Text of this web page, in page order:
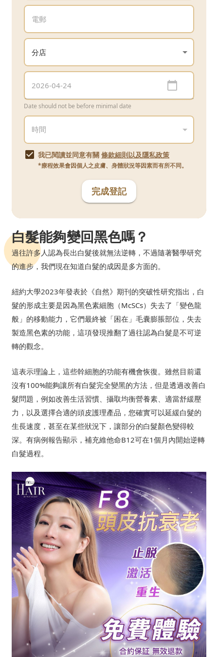
Date should not be before minimal date
我已閱讀並同意有關 條款細則以及隱私政策
*療程效果會因個人之皮膚、身體狀況等因素而有所不同。
完成登記
白髮能夠變回黑色嗎？
過往許多人認為長出白髮後就無法逆轉，不過隨著醫學研究
的進步，我們現在知道白髮的成因是多方面的。
紐約大學2023年發表於《自然》期刊的突破性研究指出，白
髮的形成主要是因為黑色素細胞（McSCs）失去了「變色龍
般」的移動能力，它們最終被「困在」毛囊膨脹部位，失去
製造黑色素的功能，這項發現推翻了過往認為白髮是不可逆
轉的觀念。
這表示理論上，這些幹細胞的功能有機會恢復。雖然目前還
沒有100%能夠讓所有白髮完全變黑的方法，但是透過改善白
髮問題，例如改善生活習慣、攝取均衡營養素、適當舒緩壓
力，以及選擇合適的頭皮護理產品，您確實可以延緩白髮的
生長速度，甚至在某些狀況下，讓部分的白髮顏色變得較
深。有病例報告顯示，補充維他命B12可在1個月內開始逆轉
白髮過程。